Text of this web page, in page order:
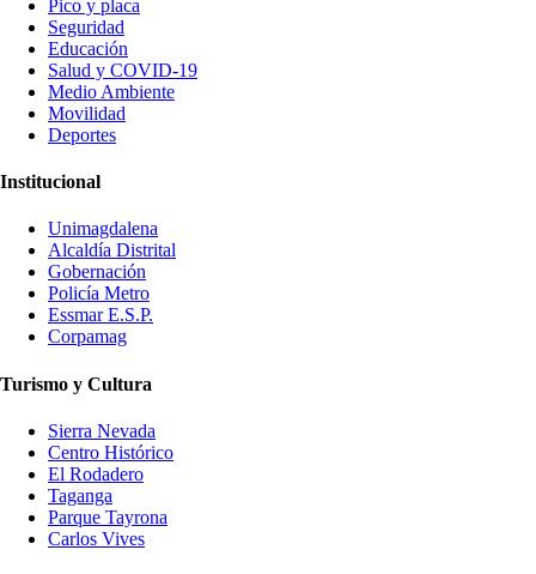
Pico y placa
Seguridad
Educación
Salud y COVID-19
Medio Ambiente
Movilidad
Deportes
Institucional
Unimagdalena
Alcaldía Distrital
Gobernación
Policía Metro
Essmar E.S.P.
Corpamag
Turismo y Cultura
Sierra Nevada
Centro Histórico
El Rodadero
Taganga
Parque Tayrona
Carlos Vives